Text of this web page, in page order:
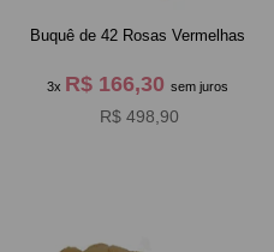
Buquê de 42 Rosas Vermelhas
3x R$ 166,30 sem juros
R$ 498,90